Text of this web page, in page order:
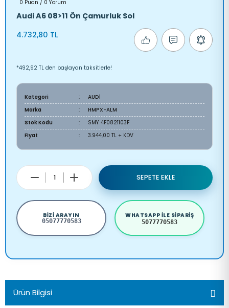
0 Puan / 0 Yorum
Audi A6 08>11 Ön Çamurluk Sol
4.732,80 TL
*492,92 TL den başlayan taksitlerle!
Kategori
AUDİ
Marka
HMPX-ALM
Stok Kodu
SMY 4F0821103F
Fiyat
3.944,00 TL + KDV
SEPETE EKLE
BIZI ARAYIN
05077770583
WHATSAPP ILE SIPARIŞ
5077770583
Ürün Bilgisi